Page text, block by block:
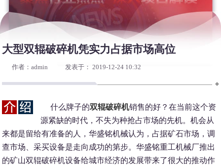
大型双辊破碎机凭实力占据市场高位
作者：admin 发表于： 2019-12-24 10:32
什么牌子的双辊破碎机销售的好？在当前这个资
源紧缺的时代，不失为种抢占市场的先机。机会从
来都是留给有准备的人，华盛铭机械认为，占据矿石市场，调
查市场、采买设备是走向成功的第步。华盛铭重工机械厂推出
的矿山双辊破碎机设备给城市经济的发展带来了很大的推动作